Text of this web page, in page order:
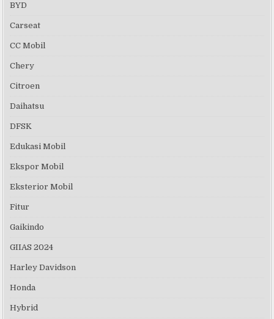
BYD
Carseat
CC Mobil
Chery
Citroen
Daihatsu
DFSK
Edukasi Mobil
Ekspor Mobil
Eksterior Mobil
Fitur
Gaikindo
GIIAS 2024
Harley Davidson
Honda
Hybrid